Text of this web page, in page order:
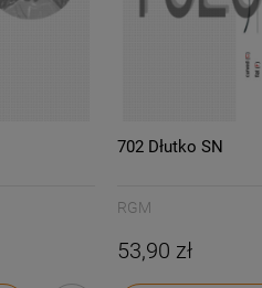
702 Dłutko SN
RGM
53,90 zł